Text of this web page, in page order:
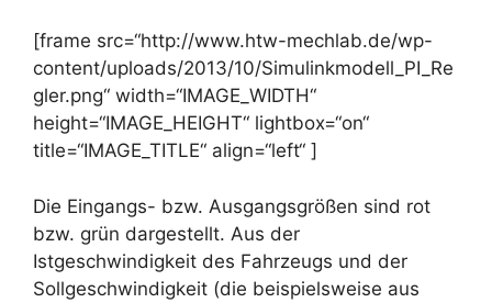
[frame src=“http://www.htw-mechlab.de/wp-
content/uploads/2013/10/Simulinkmodell_PI_Re
gler.png“ width=“IMAGE_WIDTH“
height=“IMAGE_HEIGHT“ lightbox=“on“
title=“IMAGE_TITLE“ align=“left“ ]
Die Eingangs- bzw. Ausgangsgrößen sind rot
bzw. grün dargestellt. Aus der
Istgeschwindigkeit des Fahrzeugs und der
Sollgeschwindigkeit (die beispielsweise aus